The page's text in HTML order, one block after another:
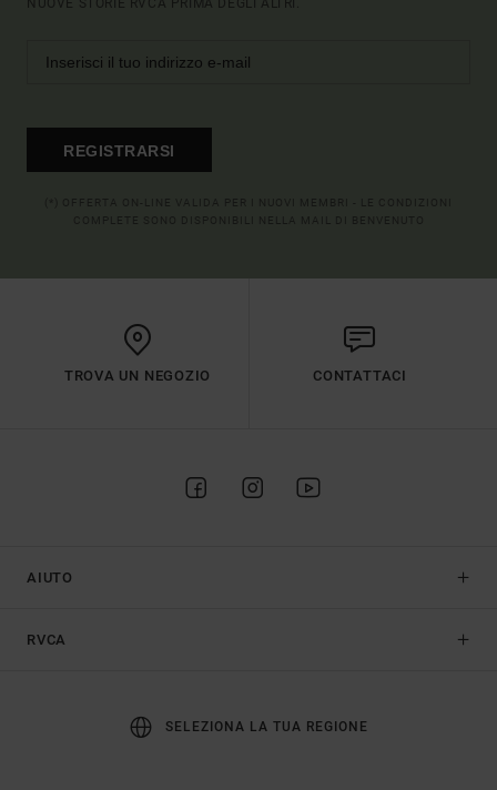
NUOVE STORIE RVCA PRIMA DEGLI ALTRI.
REGISTRARSI
TROVA UN NEGOZIO CONTATTACI
AIUTO
RVCA
SELEZIONA LA TUA REGIONE